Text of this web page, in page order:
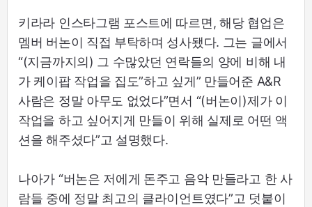
키라라 인스타그램 포스트에 따르면, 해당 협업은
멤버 버논이 직접 부탁하며 성사됐다. 그는 글에서
“(지금까지의) 그 수많았던 연락들의 양에 비해 내
가 케이팝 작업을 집도”하고 싶게” 만들어준 A&R
사람은 정말 아무도 없었다”면서 “(버논이)제가 이
작업을 하고 싶어지게 만들이 위해 실제로 어떤 액
션을 해주셨다”고 설명했다.
나아가 “버논은 저에게 돈주고 음악 만들라고 한 사
람들 중에 정말 최고의 클라이언트였다”고 덧붙이